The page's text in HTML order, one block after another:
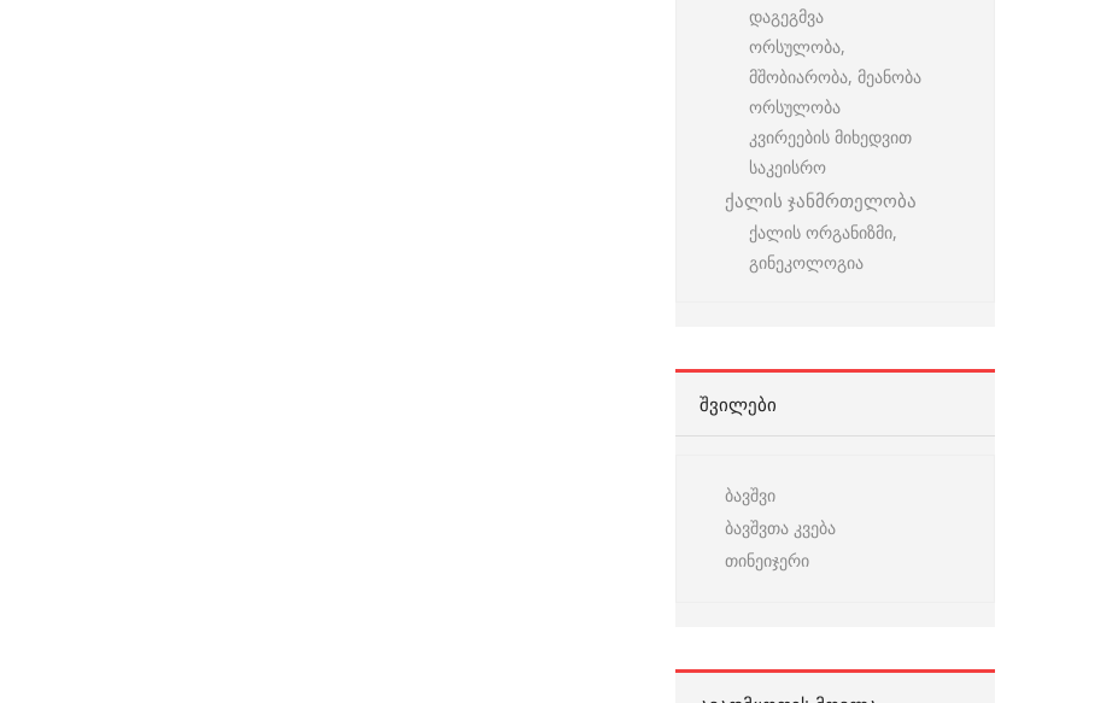
დაგეგმვა
ორსულობა,
მშობიარობა, მეანობა
ორსულობა
კვირეების მიხედვით
საკეისრო
ქალის ჯანმრთელობა
ქალის ორგანიზმი,
გინეკოლოგია
ᲨᲕᲘᲚᲔᲑᲘ
ბავშვი
ბავშვთა კვება
თინეიჯერი